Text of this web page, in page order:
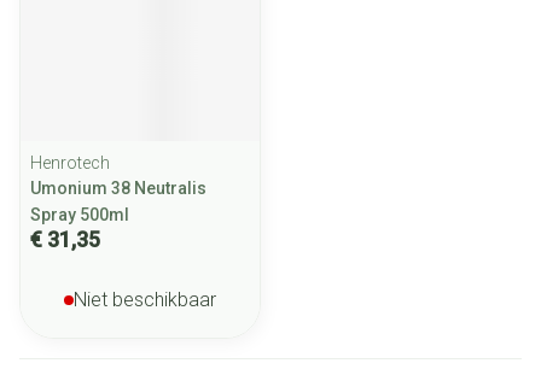
Henrotech
Umonium 38 Neutralis
Spray 500ml
€ 31,35
Niet beschikbaar